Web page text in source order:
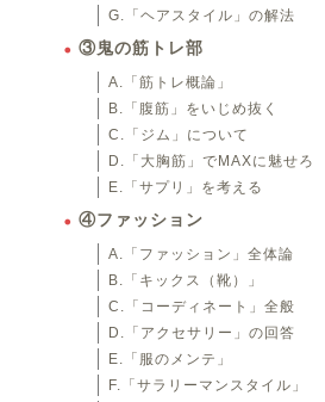
G.「ヘアスタイル」の解法
③鬼の筋トレ部
A.「筋トレ概論」
B.「腹筋」をいじめ抜く
C.「ジム」について
D.「大胸筋」でMAXに魅せろ
E.「サプリ」を考える
④ファッション
A.「ファッション」全体論
B.「キックス（靴）」
C.「コーディネート」全般
D.「アクセサリー」の回答
E.「服のメンテ」
F.「サラリーマンスタイル」